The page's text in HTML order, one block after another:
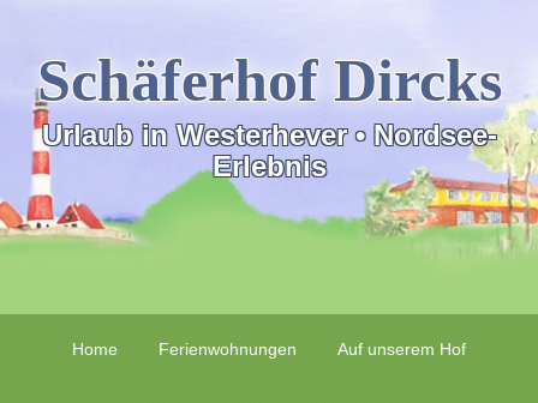
Schäferhof Dircks
Urlaub in Westerhever • Nordsee-
Erlebnis
Home Ferienwohnungen Auf unserem Hof